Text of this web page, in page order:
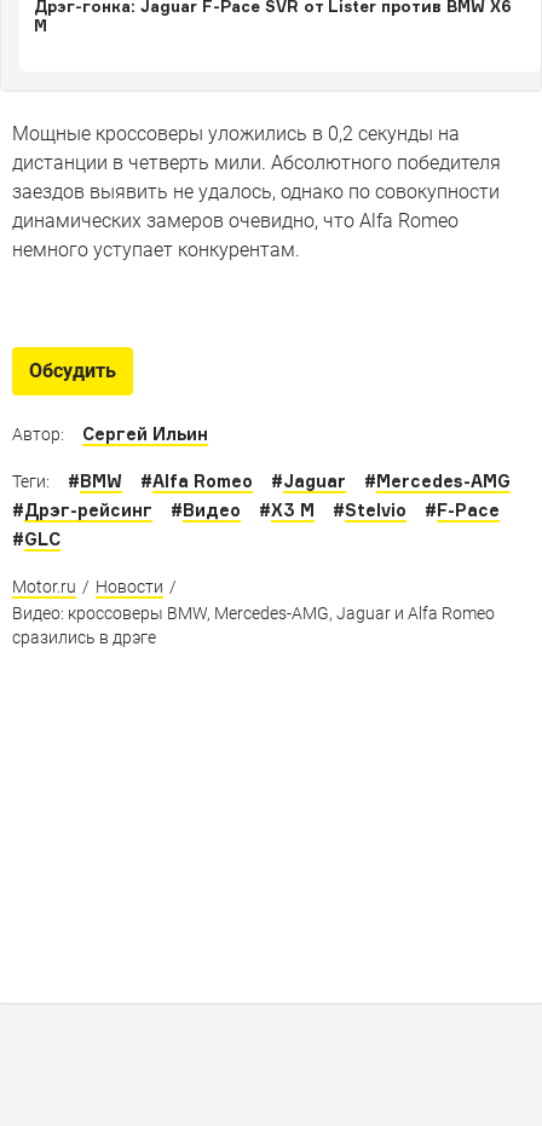
Дрэг-гонка: Jaguar F-Pace SVR от Lister против BMW X6
M
Мощные кроссоверы уложились в 0,2 секунды на
дистанции в четверть мили. Абсолютного победителя
заездов выявить не удалось, однако по совокупности
динамических замеров очевидно, что Alfa Romeo
немного уступает конкурентам.
заткнут за пояс суперкары
1000-сильный броневик Rezvani, Qashqai с
«максималкой» в 382 км/ч и другие вседорожники, с
которыми лучше ничем не меряться
Обсудить
Автор: Сергей Ильин
Теги: #BMW #Alfa Romeo #Jaguar #Mercedes-AMG
#Дрэг-рейсинг #Видео #X3 M #Stelvio #F-Pace
#GLC
Motor.ru / Новости /
Видео: кроссоверы BMW, Mercedes-AMG, Jaguar и Alfa Romeo
сразились в дрэге